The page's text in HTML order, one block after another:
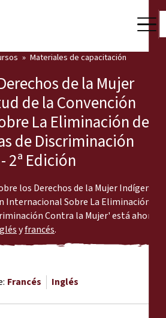
Materiales de capacitación
de la Mujer
de la Convención
La Eliminación de
de Discriminación
2ª Edición
los Derechos de la Mujer Indígena
Internacional Sobre La Eliminación de
Contra la Mujer' está ahora
yfrancés.
Francés Inglés